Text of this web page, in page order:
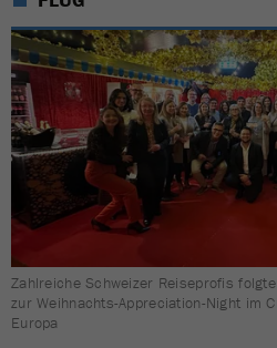
Zahlreiche Schweizer Reiseprofis
zur Weihnachts-Appreciation-Night im
Europa